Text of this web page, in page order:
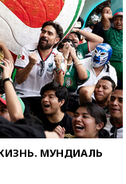
на партию
ополчились
центры и кафе
обязать
питьевую воду
глава брокера
Юлия Хандошко
свою вину
МУНДИАЛЬ